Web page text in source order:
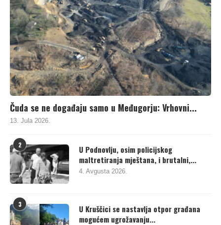
Čuda se ne događaju samo u Međugorju: Vrhovni...
13. Jula 2026.
2
U Podnovlju, osim policijskog
maltretiranja mještana, i brutalni,...
4. Avgusta 2026.
3
U Kruščici se nastavlja otpor građana
mogućem ugrožavanju...